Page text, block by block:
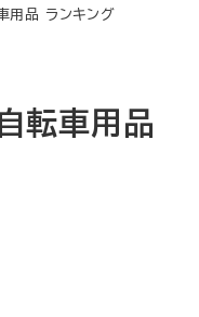
用品 ランキング
転車用品